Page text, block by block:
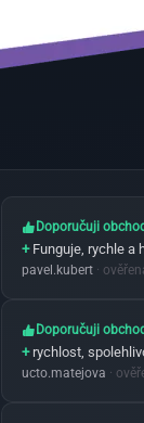
Doporučuji
+Funguje, rychle a
pavel.kubert ·
Doporučuji
+rychlost,
ucto.matejova ·